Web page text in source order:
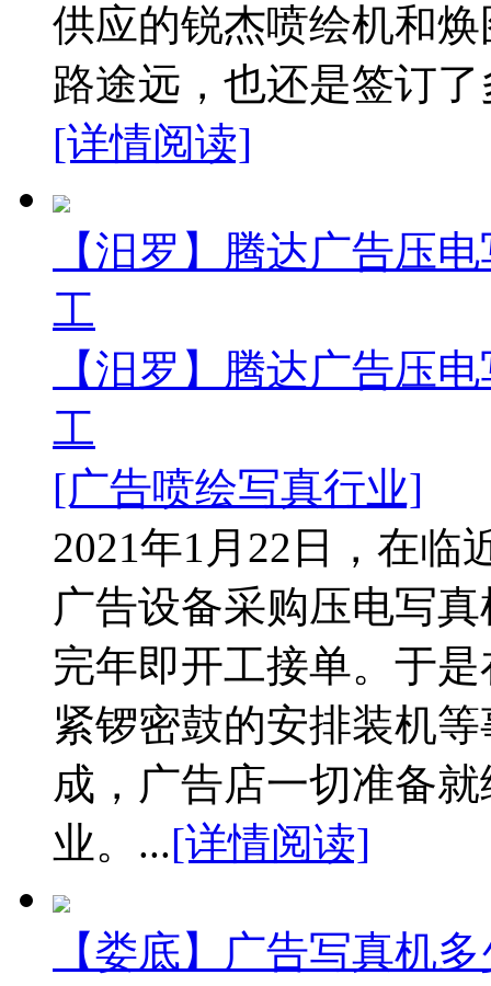
供应的锐杰喷绘机和
路途远，也还是签订
[详情阅读]
【汨罗】腾达广告压
工
【汨罗】腾达广告压
工
[广告喷绘写真行业]
2021年1月22日，在临
广告设备采购压电写
完年即开工接单。于
紧锣密鼓的安排装机
成，广告店一切准备
业。...[详情阅读]
【娄底】广告写真机